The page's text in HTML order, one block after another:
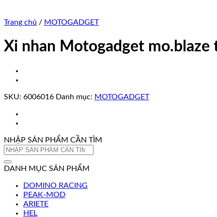
Trang chủ / MOTOGADGET
Xi nhan Motogadget
SKU: 6006016 Danh mục: MOTOGADGET
NHẬP SẢN PHẨM CẦN TÌM
Tìm
DANH MỤC SẢN PHẨM
DOMINO RACING
PEAK-MOD
ARIETE
HEL